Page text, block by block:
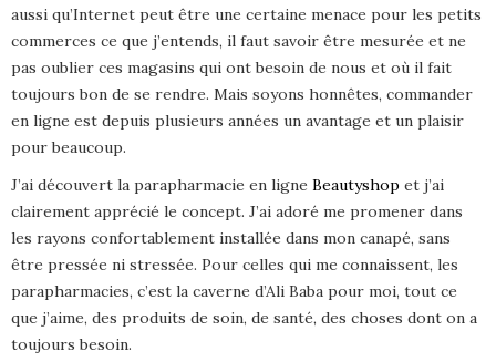
aussi qu’Internet peut être une certaine menace pour les petits
commerces ce que j’entends, il faut savoir être mesurée et ne
pas oublier ces magasins qui ont besoin de nous et où il fait
toujours bon de se rendre. Mais soyons honnêtes, commander
en ligne est depuis plusieurs années un avantage et un plaisir
pour beaucoup.
J’ai découvert la parapharmacie en ligne Beautyshop et j’ai
clairement apprécié le concept. J’ai adoré me promener dans
les rayons confortablement installée dans mon canapé, sans
être pressée ni stressée. Pour celles qui me connaissent, les
parapharmacies, c’est la caverne d’Ali Baba pour moi, tout ce
que j’aime, des produits de soin, de santé, des choses dont on a
toujours besoin.